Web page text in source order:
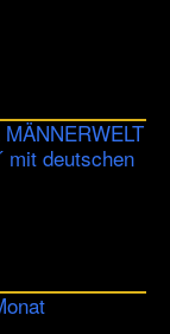
mit deutschen